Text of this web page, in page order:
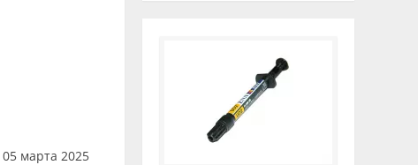
05 марта 2025